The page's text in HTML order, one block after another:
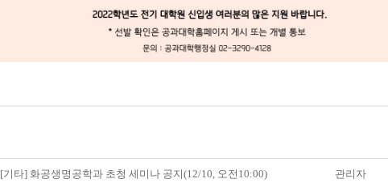
[기타] 화공생명공학과 초청 세미나 공지(12/10, 오전10:00) 관리자